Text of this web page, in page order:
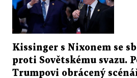
Kissinger s Nixonem se
proti Sovětskému svazu.
Trumpovi obrácený